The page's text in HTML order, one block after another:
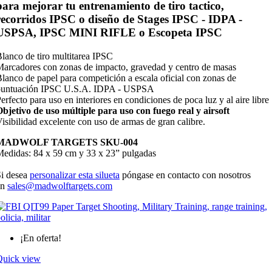
mejorar tu entrenamiento de tiro tactico,
IPSC o diseño de Stages IPSC - IDPA -
IPSC MINI RIFLE o Escopeta IPSC
de tiro multitarea IPSC
con zonas de impacto, gravedad y centro de masas
de papel para competición a escala oficial con zonas de
IPSC U.S.A. IDPA - USPSA
para uso en interiores en condiciones de poca luz y al aire libre
de uso múltiple para uso con fuego real y airsoft
excelente con uso de armas de gran calibre.
TARGETS SKU-004
84 x 59 cm y 33 x 23” pulgadas
desea personalizar esta silueta póngase en contacto con nosotros
sales@madwolftargets.com
¡En oferta!
view